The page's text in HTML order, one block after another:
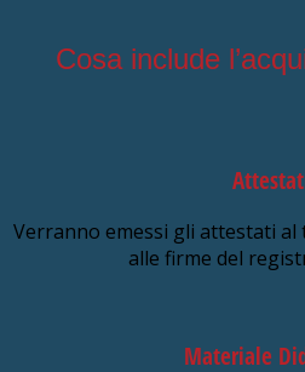
Cosa include
Verranno emessi gli attestati al
alle firme del
Materiale